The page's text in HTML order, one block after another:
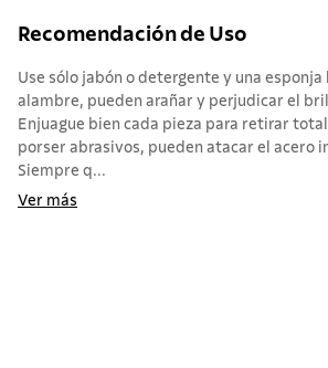
Recomendación de Uso
Use sólo jabón o detergente y una
alambre, pueden arañar y perjudicar el
Enjuague bien cada pieza para retirar
porser abrasivos, pueden atacar el acero
Siempre q...
Ver más